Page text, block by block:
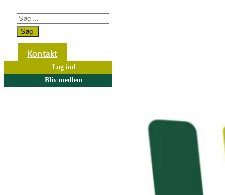
Kontakt
Log ind
Bliv medlem